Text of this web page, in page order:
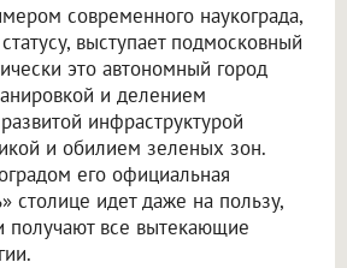
современного наукограда,
выступает подмосковный
это автономный город
и делением
инфраструктурой
и обилием зеленых зон.
его официальная
столице идет даже на пользу,
получают все вытекающие